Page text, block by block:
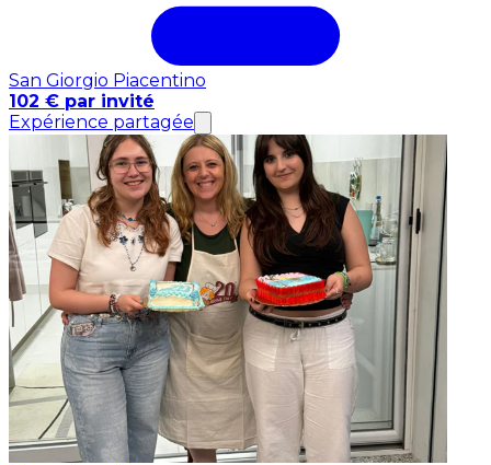
San Giorgio Piacentino
102 € par invité
Expérience partagée